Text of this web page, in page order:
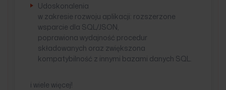
Udoskonalenia
w zakresie rozwoju aplikacji: rozszerzone
wsparcie dla SQL/JSON,
poprawiona wydajność procedur
składowanych oraz zwiększona
kompatybilność z innymi bazami danych SQL.
i wiele więcej!